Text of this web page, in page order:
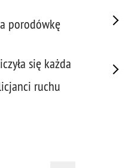
porodówkę
się każda
ruchu